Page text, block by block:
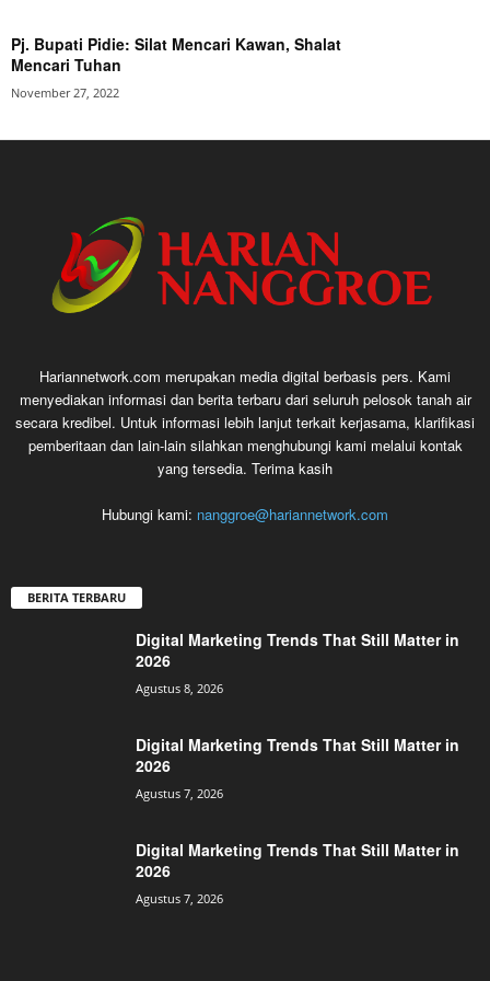
Pj. Bupati Pidie: Silat Mencari Kawan, Shalat
Mencari Tuhan
November 27, 2022
Hariannetwork.com merupakan media digital berbasis pers. Kami
menyediakan informasi dan berita terbaru dari seluruh pelosok tanah air
secara kredibel. Untuk informasi lebih lanjut terkait kerjasama, klarifikasi
pemberitaan dan lain-lain silahkan menghubungi kami melalui kontak
yang tersedia. Terima kasih
Hubungi kami: nanggroe@hariannetwork.com
BERITA TERBARU
Digital Marketing Trends That Still Matter in
2026
Agustus 8, 2026
Digital Marketing Trends That Still Matter in
2026
Agustus 7, 2026
Digital Marketing Trends That Still Matter in
2026
Agustus 7, 2026